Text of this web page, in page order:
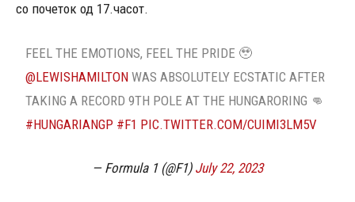
со почеток од 17.часот.
FEEL THE EMOTIONS, FEEL THE PRIDE 🥹
@LEWISHAMILTON WAS ABSOLUTELY ECSTATIC AFTER
TAKING A RECORD 9TH POLE AT THE HUNGARORING 👊
#HUNGARIANGP #F1 PIC.TWITTER.COM/CUIMI3LM5V
— Formula 1 (@F1) July 22, 2023